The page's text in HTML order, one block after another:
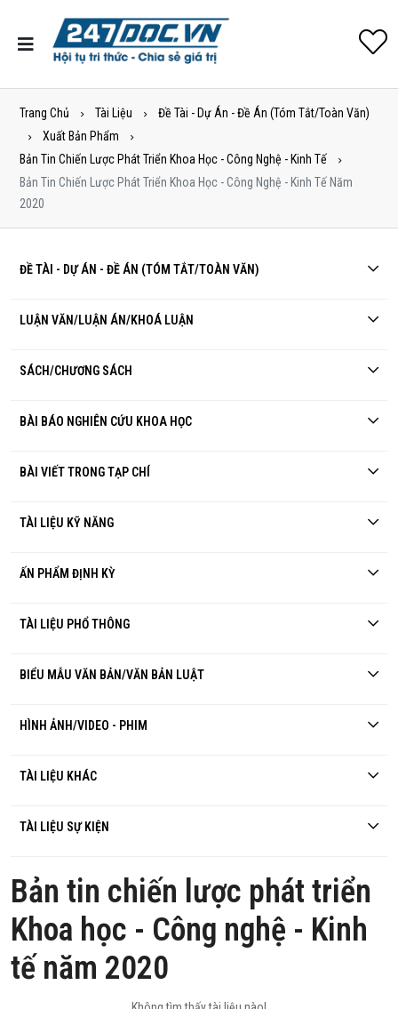
Trang Chủ Tài Liệu
Đề Tài - Dự Án - Đề Án (tóm Tắt/toàn Văn)
Xuất Bản Phẩm
Bản Tin Chiến Lược Phát Triển Khoa Học - Công Nghệ - Kinh Tế
Bản Tin Chiến Lược Phát Triển Khoa Học - Công Nghệ - Kinh Tế Năm
2020
ĐỀ TÀI - DỰ ÁN - ĐỀ ÁN (TÓM TẮT/TOÀN VĂN)
LUẬN VĂN/LUẬN ÁN/KHOÁ LUẬN
SÁCH/CHƯƠNG SÁCH
BÀI BÁO NGHIÊN CỨU KHOA HỌC
BÀI VIẾT TRONG TẠP CHÍ
TÀI LIỆU KỸ NĂNG
ẤN PHẨM ĐỊNH KỲ
TÀI LIỆU PHỔ THÔNG
BIỂU MẪU VĂN BẢN/VĂN BẢN LUẬT
HÌNH ẢNH/VIDEO - PHIM
TÀI LIỆU KHÁC
TÀI LIỆU SỰ KIỆN
Bản tin chiến lược phát triển
Khoa học - Công nghệ - Kinh
tế năm 2020